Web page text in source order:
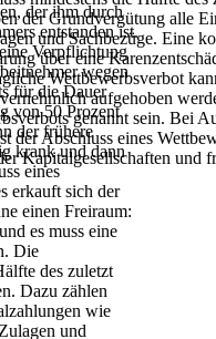
der Grundvergütung alle
und Sachbezüge. Eine
über eine
Wettbewerbsverbot
aufgehoben
genannt sein. Bei
der Abschluss eines
Kapitalgesellschaften und
der ihm durch
entstandenist.
Verpflichtung
wegen
für die Dauer
von 50 Prozent
der frühere
krank unddann
eines
erkauft sich der
einen Freiraum:
es muss eine
Die
des zuletzt
Dazu zählen
wie
und